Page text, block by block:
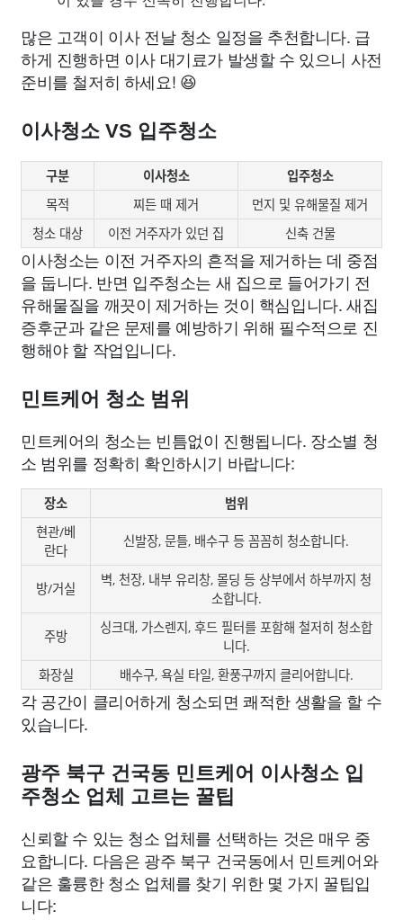
많은 고객이 이사 전날 청소 일정을 추천합니다. 급
하게 진행하면 이사 대기료가 발생할 수 있으니 사전
준비를 철저히 하세요! 😆
이사청소 VS 입주청소
구분 이사청소
입주청소
목적
찌든 때 제거
먼지 및 유해물질 제거
청소 대상
이전 거주자가 있던 집 신축 건물
이사청소는 이전 거주자의 흔적을 제거하는 데 중점
을 둡니다. 반면 입주청소는 새 집으로 들어가기 전
유해물질을 깨끗이 제거하는 것이 핵심입니다. 새집
증후군과 같은 문제를 예방하기 위해 필수적으로 진
행해야 할 작업입니다.
민트케어 청소 범위
민트케어의 청소는 빈틈없이 진행됩니다. 장소별 청
소 범위를 정확히 확인하시기 바랍니다:
장소
범위
현관/베
란다
신발장, 문틀, 배수구 등 꼼꼼히 청소합니다.
방/거실
벽, 천장, 내부 유리창, 몰딩 등 상부에서 하부까지 청
소합니다.
주방
싱크대, 가스렌지, 후드 필터를 포함해 철저히 청소합
니다.
화장실
배수구, 욕실 타일, 환풍구까지 클리어합니다.
각 공간이 클리어하게 청소되면 쾌적한 생활을 할 수
있습니다.
광주 북구 건국동 민트케어 이사청소 입
주청소 업체 고르는 꿀팁
신뢰할 수 있는 청소 업체를 선택하는 것은 매우 중
요합니다. 다음은 광주 북구 건국동에서 민트케어와
같은 훌륭한 청소 업체를 찾기 위한 몇 가지 꿀팁입
니다: